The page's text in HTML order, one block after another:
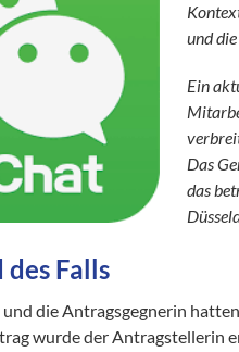
und
Ein
Das
das
Falls
die Antragsgegnerin
wurde der